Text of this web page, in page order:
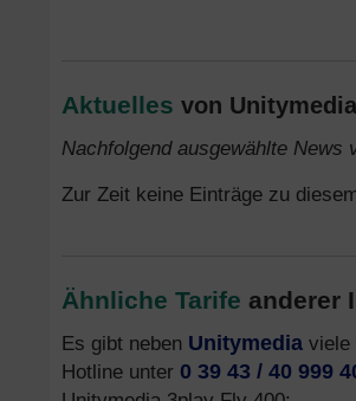
Aktuelles von
Nachfolgend ausgewählte
Zur Zeit keine Einträge zu
Ähnliche Tarife anderer
Es gibt neben Unitymedia viele
Hotline unter 0 39 43 / 40 999